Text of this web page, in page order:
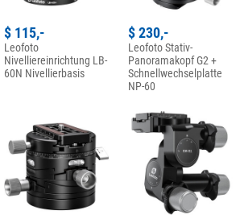
$ 115,-
Leofoto
Nivelliereinrichtung LB-
60N Nivellierbasis
$ 230,-
Leofoto Stativ-
Panoramakopf G2 +
Schnellwechselplatte
NP-60